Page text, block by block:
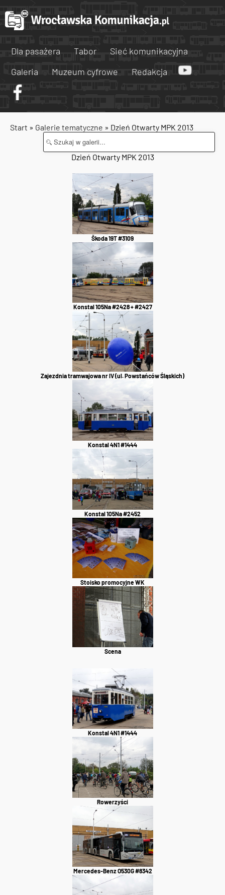
Dla pasażera Tabor
Sieć komunikacyjna
Galeria
Muzeum cyfrowe Redakcja
Start » Galerie tematyczne » Dzień Otwarty MPK 2013
Dzień Otwarty MPK 2013
Škoda 19T #3109
Konstal 105Na #2428 + #2427
Zajezdnia tramwajowa nr IV (ul. Powstańców Śląskich)
Konstal 4N1 #1444
Konstal 105Na #2452
Stoisko promocyjne WK
Scena
Konstal 4N1 #1444
Rowerzyści
Mercedes-Benz O530G #8342